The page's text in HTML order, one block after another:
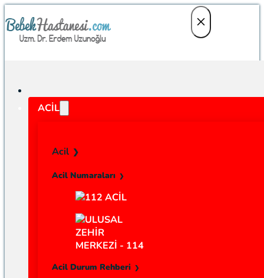
ACIL
Acil
Acil Numaraları
Acil Durum Rehberi